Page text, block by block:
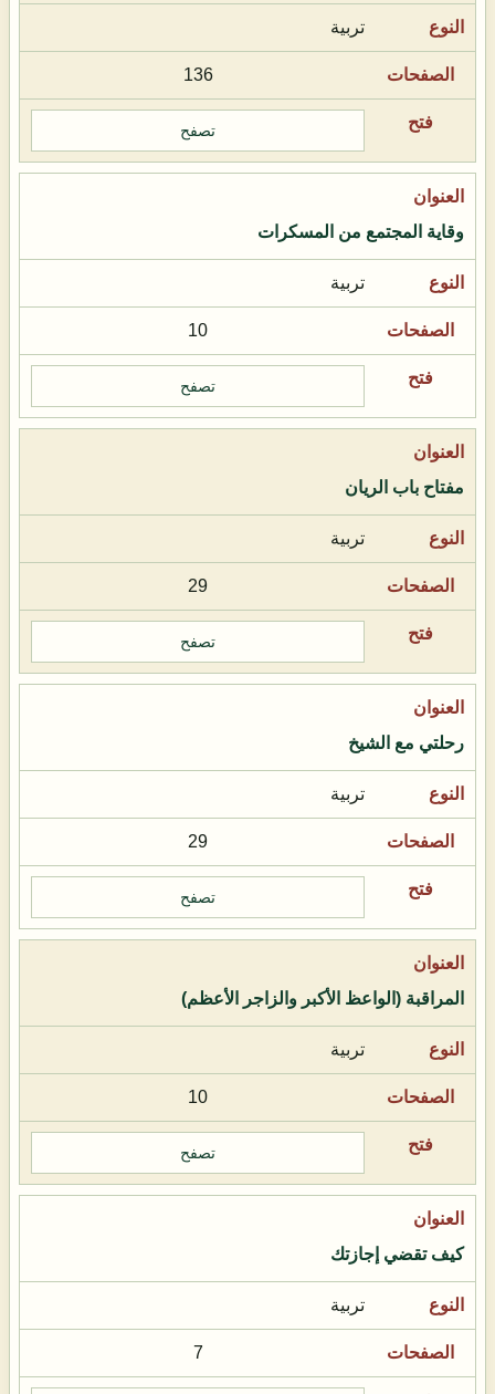
تربية
136
تصفح
وقاية المجتمع من المسكرات
تربية
10
تصفح
مفتاح باب الريان
تربية
29
تصفح
رحلتي مع الشيخ
تربية
29
تصفح
المراقبة (الواعظ الأكبر والزاجر الأعظم)
تربية
10
تصفح
كيف تقضي إجازتك
تربية
7